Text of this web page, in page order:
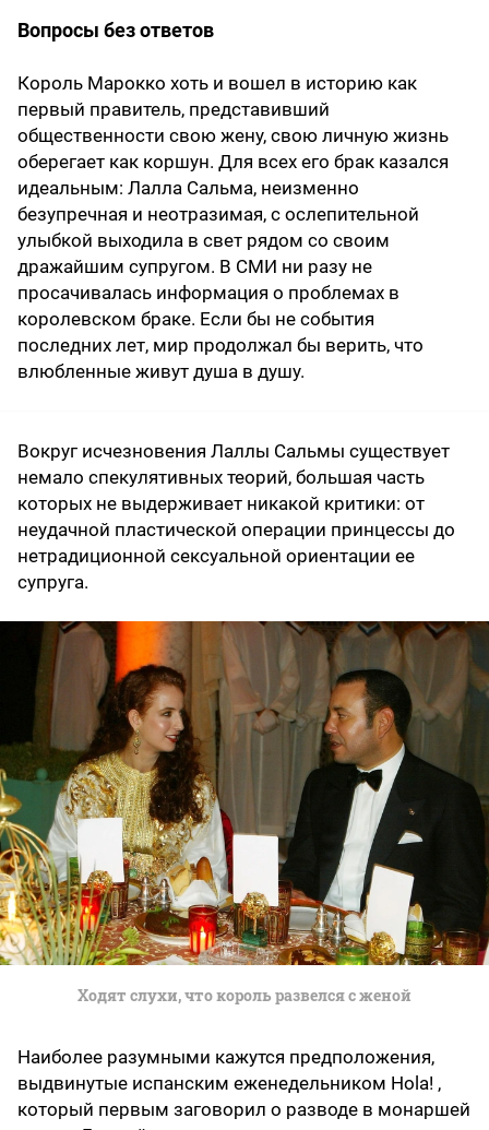
Вопросы без ответов
Король Марокко хоть и вошел в историю как
первый правитель, представивший
общественности свою жену, свою личную жизнь
оберегает как коршун. Для всех его брак казался
идеальным: Лалла Сальма, неизменно
безупречная и неотразимая, с ослепительной
улыбкой выходила в свет рядом со своим
дражайшим супругом. В СМИ ни разу не
просачивалась информация о проблемах в
королевском браке. Если бы не события
последних лет, мир продолжал бы верить, что
влюбленные живут душа в душу.
Вокруг исчезновения Лаллы Сальмы существует
немало спекулятивных теорий, большая часть
которых не выдерживает никакой критики: от
неудачной пластической операции принцессы до
нетрадиционной сексуальной ориентации ее
супруга.
Ходят слухи, что король развелся с женой
Наиболее разумными кажутся предположения,
выдвинутые испанским еженедельником Hola! ,
который первым заговорил о разводе в монаршей